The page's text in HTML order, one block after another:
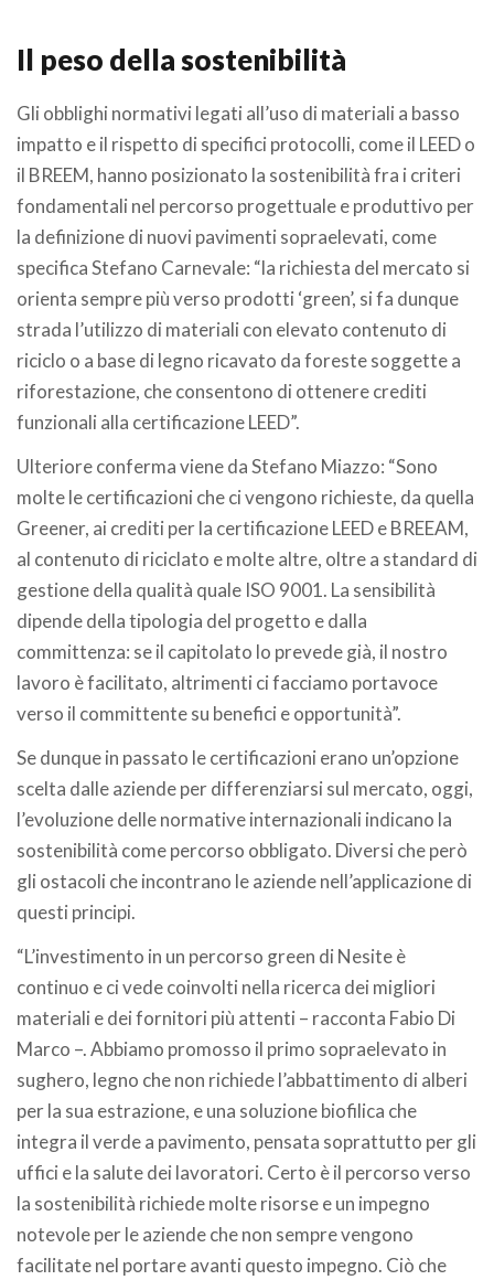
Il peso della sostenibilità
Gli obblighi normativi legati all’uso di materiali a basso
impatto e il rispetto di specifici protocolli, come il LEED o
il BREEM, hanno posizionato la sostenibilità fra i criteri
fondamentali nel percorso progettuale e produttivo per
la definizione di nuovi pavimenti sopraelevati, come
specifica Stefano Carnevale: “la richiesta del mercato si
orienta sempre più verso prodotti ‘green’, si fa dunque
strada l’utilizzo di materiali con elevato contenuto di
riciclo o a base di legno ricavato da foreste soggette a
riforestazione, che consentono di ottenere crediti
funzionali alla certificazione LEED”.
Ulteriore conferma viene da Stefano Miazzo: “Sono
molte le certificazioni che ci vengono richieste, da quella
Greener, ai crediti per la certificazione LEED e BREEAM,
al contenuto di riciclato e molte altre, oltre a standard di
gestione della qualità quale ISO 9001. La sensibilità
dipende della tipologia del progetto e dalla
committenza: se il capitolato lo prevede già, il nostro
lavoro è facilitato, altrimenti ci facciamo portavoce
verso il committente su benefici e opportunità”.
Se dunque in passato le certificazioni erano un’opzione
scelta dalle aziende per differenziarsi sul mercato, oggi,
l’evoluzione delle normative internazionali indicano la
sostenibilità come percorso obbligato. Diversi che però
gli ostacoli che incontrano le aziende nell’applicazione di
questi principi.
“L’investimento in un percorso green di Nesite è
continuo e ci vede coinvolti nella ricerca dei migliori
materiali e dei fornitori più attenti – racconta Fabio Di
Marco –. Abbiamo promosso il primo sopraelevato in
sughero, legno che non richiede l’abbattimento di alberi
per la sua estrazione, e una soluzione biofilica che
integra il verde a pavimento, pensata soprattutto per gli
uffici e la salute dei lavoratori. Certo è il percorso verso
la sostenibilità richiede molte risorse e un impegno
notevole per le aziende che non sempre vengono
facilitate nel portare avanti questo impegno. Ciò che